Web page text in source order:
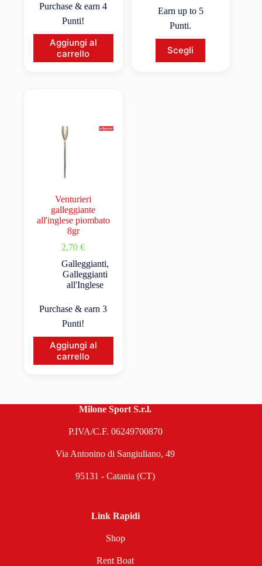
Purchase & earn 4
Punti!
Aggiungi al
carrello
Earn up to 5
Punti.
Scegli
Venturieri
galleggiante
all'inglese piombato
8gr
2,70€
Galleggianti,
Galleggianti
all'Inglese
Purchase & earn 3
Punti!
Aggiungi al
carrello
Milone Sport S.r.l.
P.IVA/C.F. 06249700870
Via Antonino di Sangiuliano, 49
95131 - Catania (CT)
Link Rapidi
Shop
Rent Boat